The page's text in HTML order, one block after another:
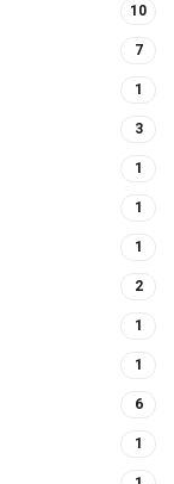
10
7
1
3
1
1
1
2
1
1
6
1